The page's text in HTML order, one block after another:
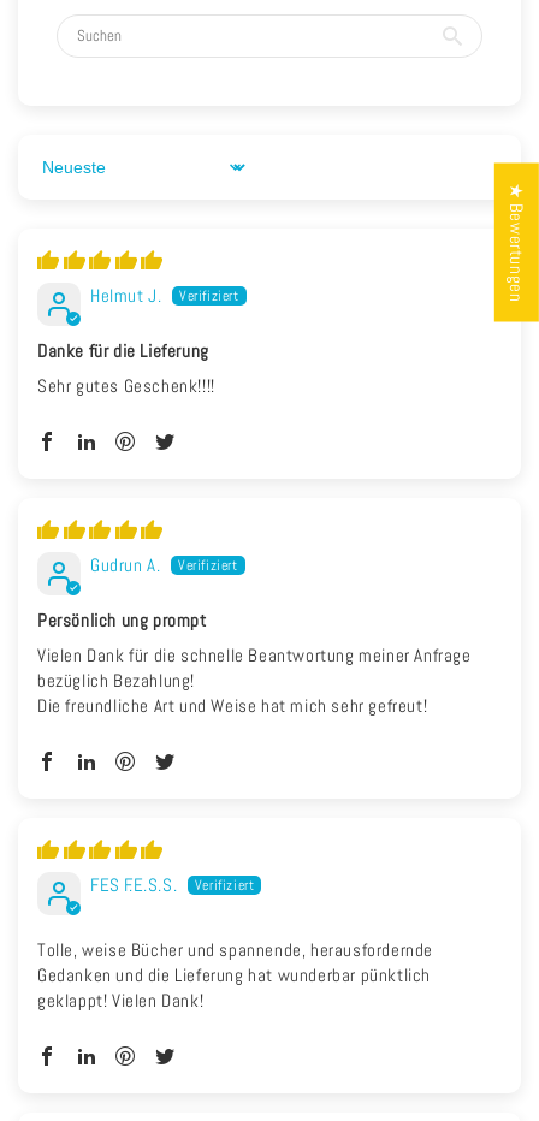
Sort by
Helmut J.
Danke für die Lieferung
Sehr gutes Geschenk!!!!
Gudrun A.
Persönlich ung prompt
Vielen Dank für die schnelle Beantwortung meiner Anfrage
bezüglich Bezahlung!
Die freundliche Art und Weise hat mich sehr gefreut!
FES F.E.S.S.
Tolle, weise Bücher und spannende, herausfordernde
Gedanken und die Lieferung hat wunderbar pünktlich
geklappt! Vielen Dank!
★ Bewertungen